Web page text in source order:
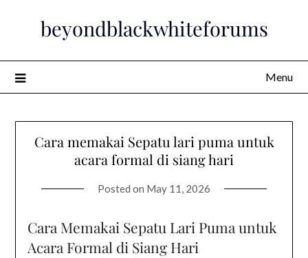
beyondblackwhiteforums
Menu
Cara memakai Sepatu lari puma untuk
acara formal di siang hari
Posted on May 11, 2026
Cara Memakai Sepatu Lari Puma untuk
Acara Formal di Siang Hari